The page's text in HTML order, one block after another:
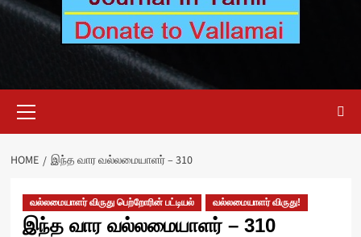
Menu
HOME இந்த வார வல்லமையாளர் – 310
வல்லமையாளர் விருது பெற்றோரின் பட்டியல் வல்லமையாளர் விருது!
இந்த வார வல்லமையாளர் – 310